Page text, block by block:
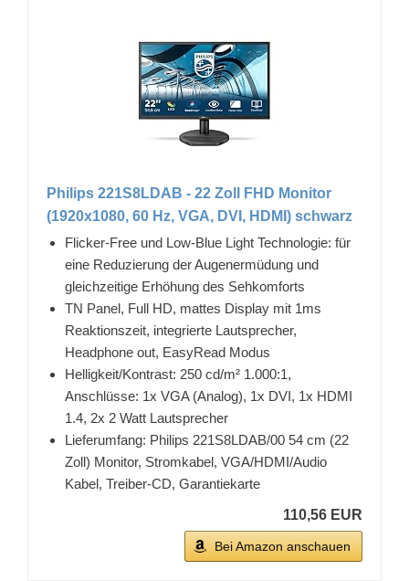
Philips 221S8LDAB - 22 Zoll FHD Monitor
(1920x1080, 60 Hz, VGA, DVI, HDMI) schwarz
Flicker-Free und Low-Blue Light Technologie: für
eine Reduzierung der Augenermüdung und
gleichzeitige Erhöhung des Sehkomforts
TN Panel, Full HD, mattes Display mit 1ms
Reaktionszeit, integrierte Lautsprecher,
Headphone out, EasyRead Modus
Helligkeit/Kontrast: 250 cd/m² 1.000:1,
Anschlüsse: 1x VGA (Analog), 1x DVI, 1x HDMI
1.4, 2x 2 Watt Lautsprecher
Lieferumfang: Philips 221S8LDAB/00 54 cm (22
Zoll) Monitor, Stromkabel, VGA/HDMI/Audio
Kabel, Treiber-CD, Garantiekarte
110,56 EUR
Bei Amazon anschauen